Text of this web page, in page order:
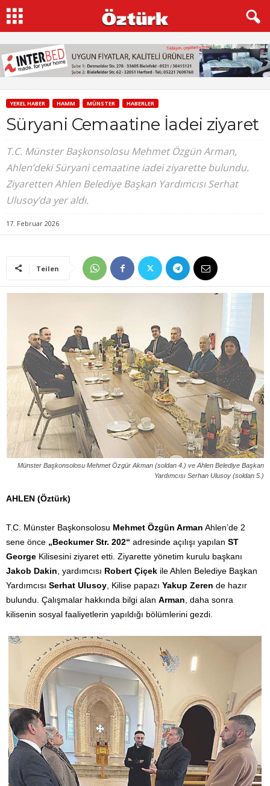
YEREL HABER HAMM MÜNSTER HABERLER
Süryani Cemaatine İadei ziyaret
T.C. Münster Başkonsolosu Mehmet Özgün Arman,
Ahlen’deki Süryani cemaatine iadei ziyarette bulundu.
Ziyaretten Ahlen Belediye Başkan Yardımcısı Serhat
Ulusoy’da yer aldı.
17. Februar 2026
Teilen
Münster Başkonsolosu Mehmet Özgür Akman (soldan 4.) ve Ahlen Belediye Başkan
Yardımcısı Serhan Ulusoy (soldan 5.)
AHLEN (Öztürk)
T.C. Münster Başkonsolosu Mehmet Özgün Arman Ahlen’de 2
sene önce „Beckumer Str. 202“ adresinde açılışı yapılan ST
George Kilisesini ziyaret etti. Ziyarette yönetim kurulu başkanı
Jakob Dakin , yardımcısı Robert Çiçek ile Ahlen Belediye Başkan
Yardımcısı Serhat Ulusoy , Kilise papazı Yakup Zeren de hazır
bulundu. Çalışmalar hakkında bilgi alan Arman , daha sonra
kilisenin sosyal faaliyetlerin yapıldığı bölümlerini gezdi.